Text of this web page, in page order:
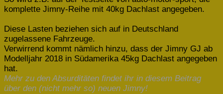
komplette Jimny-Reihe mit 40kg Dachlast angegeben.
Diese Lasten beziehen sich auf in Deutschland
zugelassene Fahrzeuge.
Verwirrend kommt nämlich hinzu, dass der Jimny GJ ab
Modelljahr 2018 in Südamerika 45kg Dachlast angegeben
hat.
Mehr zu den Absurditäten findet ihr in diesem Beitrag
über den (nicht mehr so) neuen Jimny!